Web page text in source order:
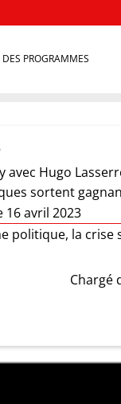
DES PROGRAMMES
avec Hugo
sortent
16 avril 2023
politique, la
Chargé